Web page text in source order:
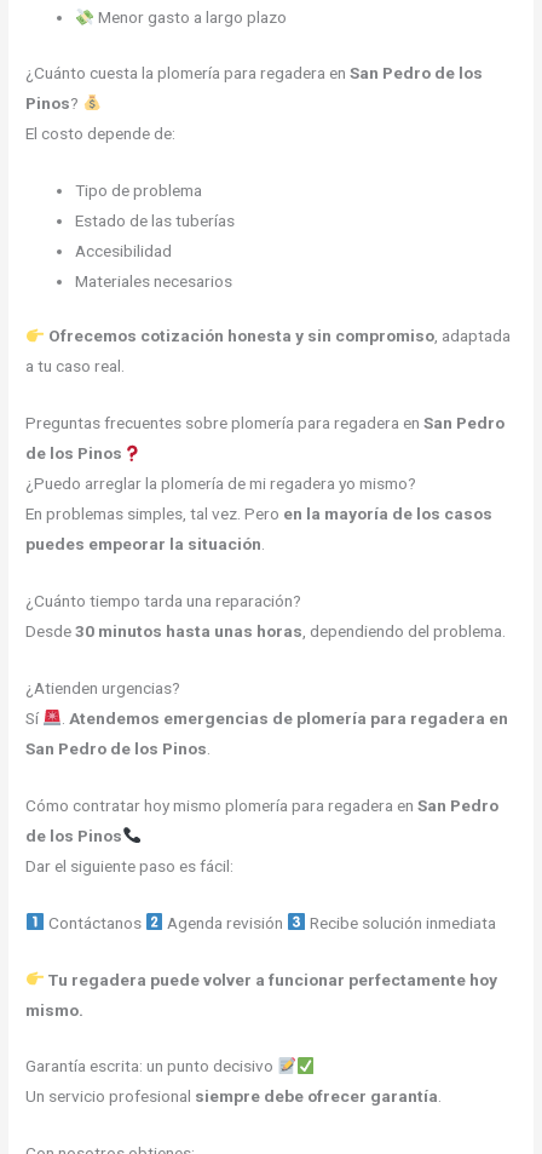
Menor gasto a largo plazo
¿Cuánto cuesta la plomería para regadera enSan Pedro de los
Pinos?
El costo depende de:
Tipo de problema
Estado de las tuberías
Accesibilidad
Materiales necesarios
Ofrecemos cotización honesta y sin compromiso, adaptada
a tu caso real.
Preguntas frecuentes sobre plomería para regadera enSan Pedro
de los Pinos
¿Puedo arreglar la plomería de mi regadera yo mismo?
En problemas simples, tal vez. Pero en la mayoría de los casos
puedes empeorar la situación
¿Cuánto tiempo tarda una reparación?
Desde30 minutos hasta unas horas , dependiendo del problema.
¿Atienden urgencias?
Sí
Atendemos emergencias de plomería para regadera en
San Pedro de los Pinos
Cómo contratar hoy mismo plomería para regadera enSan Pedro
de los Pinos
Dar el siguiente paso es fácil:
Contáctanos Agenda revisión Recibe solución inmediata
Tu regadera puede volver a funcionar perfectamente hoy
mismo.
Garantía escrita: un punto decisivo
Un servicio profesional siempre debe ofrecer garantía.